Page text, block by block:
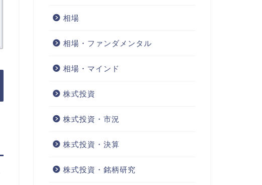
相場
相場・ファンダメンタル
相場・マインド
株式投資
株式投資・市況
株式投資・決算
株式投資・銘柄研究